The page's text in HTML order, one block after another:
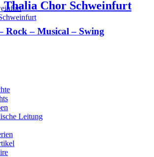
Thalia Chor Schweinfurt
Rock – Musical – Swing
Leitung